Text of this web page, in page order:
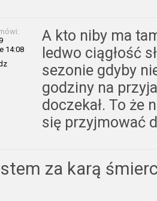
14:08
A kto niby ma
ledwo ciągłość
sezonie gdyby
godziny na
doczekał. To że
się przyjmować
za karą